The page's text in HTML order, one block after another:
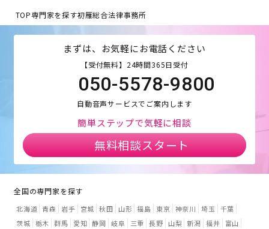
TOP専門家を探す初雁総合法律事務所
まずは、お気軽にお電話ください
【受付無料】24時間365日受付
050-5578-9800
自動音声サービスでご案内します
簡単ステップで気軽に相談
無料相談スタート
全国の専門家を探す
北海道 青森 岩手 宮城 秋田 山形 福島 東京 神奈川 埼玉 千葉
茨城 栃木 群馬 愛知 静岡 岐阜 三重 長野 山梨 新潟 福井
富山